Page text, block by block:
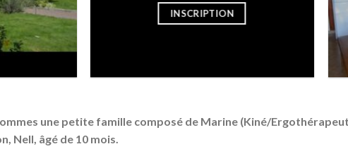
INSCRIPTION
une petite famille composé de Marine (Kiné/
Nell, âgé de 10 mois.